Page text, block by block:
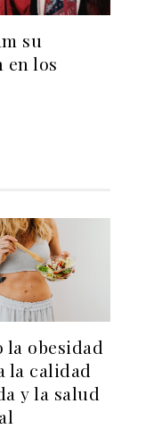
su
en los
la obesidad
la calidad
y la salud